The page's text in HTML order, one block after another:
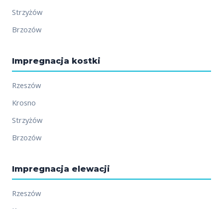
Strzyżów
Brzozów
Impregnacja kostki
Rzeszów
Krosno
Strzyżów
Brzozów
Impregnacja elewacji
Rzeszów